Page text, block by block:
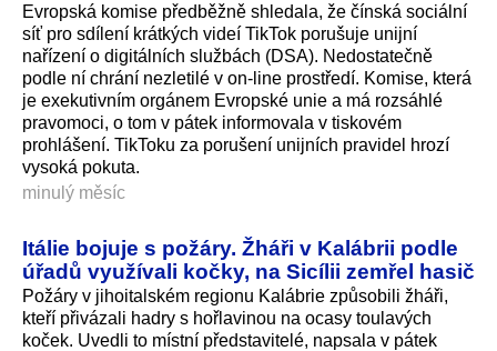
Evropská komise předběžně shledala, že čínská sociální
síť pro sdílení krátkých videí TikTok porušuje unijní
nařízení o digitálních službách (DSA). Nedostatečně
podle ní chrání nezletilé v on-line prostředí. Komise, která
je exekutivním orgánem Evropské unie a má rozsáhlé
pravomoci, o tom v pátek informovala v tiskovém
prohlášení. TikToku za porušení unijních pravidel hrozí
vysoká pokuta.
minulý měsíc
Itálie bojuje s požáry. Žháři v Kalábrii podle
úřadů využívali kočky, na Sicílii zemřel hasič
Požáry v jihoitalském regionu Kalábrie způsobili žháři,
kteří přivázali hadry s hořlavinou na ocasy toulavých
koček. Uvedli to místní představitelé, napsala v pátek